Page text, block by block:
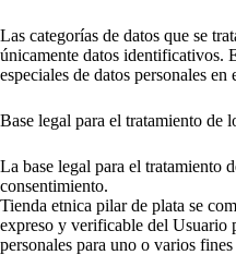
Las categorías de datos que se
únicamente datos identificativos.
especiales de datos personales
Base legal para el tratamiento de
La base legal para el tratamiento
consentimiento.
Tienda etnica pilar de plata se
expreso y verificable del Usuario
personales para uno o varios